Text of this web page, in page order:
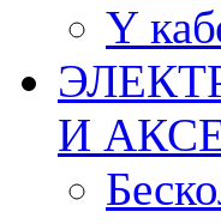
Y
И